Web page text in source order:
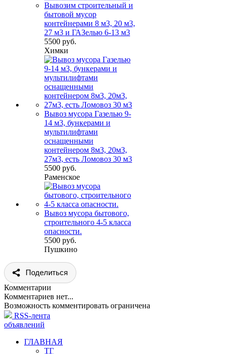
Вывозим строительный и
бытовой мусор
контейнерами 8 м3, 20 м3,
27 м3 и ГАЗелью 6-13 м3
5500 руб.
Химки
Вывоз мусора Газелью 9-
14 м3, бункерами и
мультилифтами
оснащенными
контейнером 8м3, 20м3,
27м3, есть Ломовоз 30 м3
5500 руб.
Раменское
Вывоз мусора бытового,
строительного 4-5 класса
опасности.
5500 руб.
Пушкино
Поделиться
Комментарии
Комментариев нет...
Возможность комментировать ограничена
RSS-лента
объявлений
ГЛАВНАЯ
ТГ